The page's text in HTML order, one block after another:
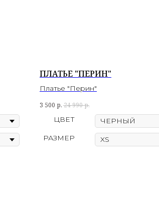
ПЛАТЬЕ "ПЕРИН"
Платье "Перин"
3 500 р. 24 990р.
ЦВЕТ
РАЗМЕР